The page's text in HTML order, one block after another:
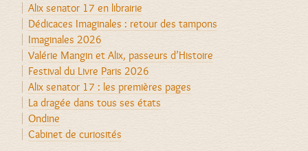
Alix senator 17 en librairie
Dédicaces Imaginales : retour des tampons
Imaginales 2026
Valérie Mangin et Alix, passeurs d’Histoire
Festival du Livre Paris 2026
Alix senator 17 : les premières pages
La dragée dans tous ses états
Ondine
Cabinet de curiosités